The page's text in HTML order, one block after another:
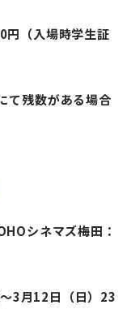
（入場時学生証
て残数がある場合
シネマズ梅田：
3月12日（日）23